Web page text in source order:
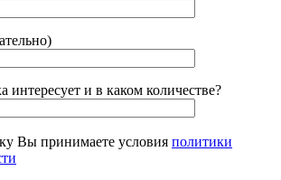
интересует и в каком количестве?
Вы принимаете условия политики